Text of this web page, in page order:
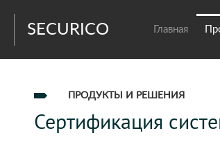
SECURICO Главная
ПРОДУКТЫ И РЕШЕНИЯ
Сертификация